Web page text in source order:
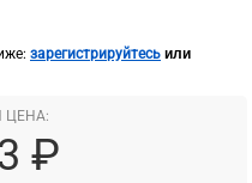
зарегистрируйтесь или
ЦЕНА:
₽